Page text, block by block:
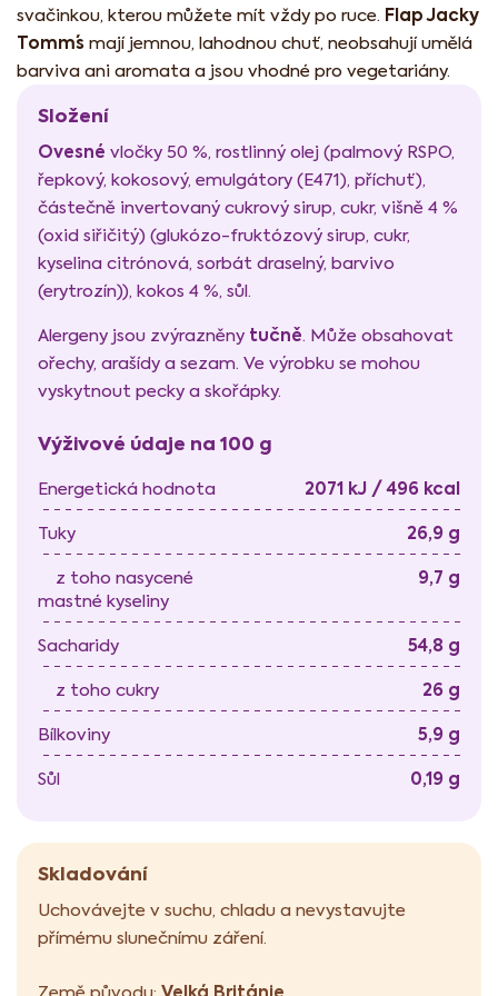
svačinkou, kterou můžete mít vždy po ruce. Flap Jacky
Tomm´s mají jemnou, lahodnou chuť, neobsahují umělá
barviva ani aromata a jsou vhodné pro vegetariány.
Složení
Ovesné vločky 50 %, rostlinný olej (palmový RSPO,
řepkový, kokosový, emulgátory (E471), příchuť),
částečně invertovaný cukrový sirup, cukr, višně 4 %
(oxid siřičitý) (glukózo-fruktózový sirup, cukr,
kyselina citrónová, sorbát draselný, barvivo
(erytrozín)), kokos 4 %, sůl.
Alergeny jsou zvýrazněny tučně. Může obsahovat
ořechy, arašídy a sezam. Ve výrobku se mohou
vyskytnout pecky a skořápky.
Výživové údaje na 100 g
Energetická hodnota 2071 kJ / 496 kcal
Tuky 26,9 g
z toho nasycené
mastné kyseliny
9,7 g
Sacharidy 54,8 g
z toho cukry 26 g
Bílkoviny 5,9 g
Sůl 0,19 g
Skladování
Uchovávejte v suchu, chladu a nevystavujte
přímému slunečnímu záření.